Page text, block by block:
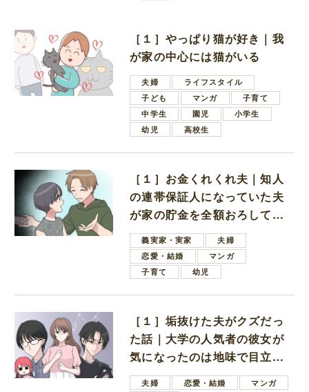
［１］やっぱり猫が好き｜我
が家の中心には猫がいる
夫婦
ライフスタイル
子ども
マンガ
子育て
中学生
園児
小学生
幼児
高校生
［１］お金くれくれ夫｜知人
の連帯保証人になっていた夫
が家の貯金を全額おろしてほ
しいと言ってきた
義実家・実家
夫婦
恋愛・結婚
マンガ
子育て
幼児
［１］垢抜けた夫がクズだっ
た話｜大学の人気者の彼女が
気になったのは地味で目立た
ない男子学生
夫婦 恋愛・結婚
マンガ